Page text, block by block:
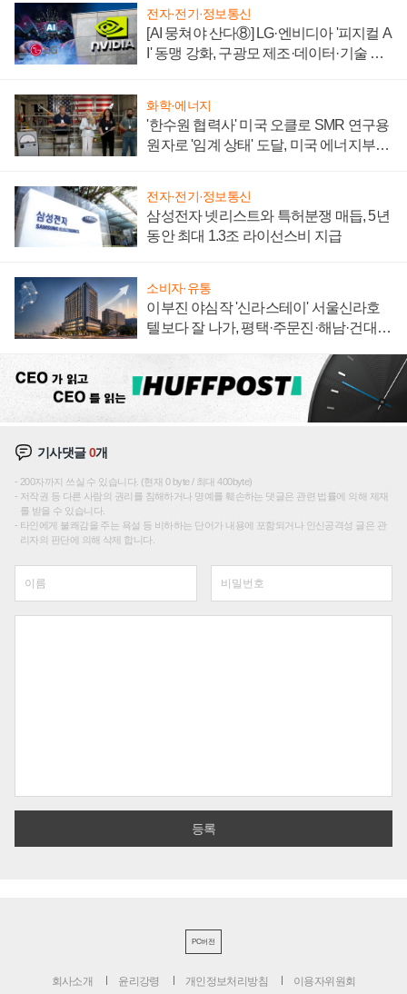
전자·전기·정보통신
[AI 뭉쳐야 산다⑧] LG·엔비디아 '피지컬 A
I' 동맹 강화, 구광모 제조·데이터·기술 결
화학·에너지
'한수원 협력사' 미국 오클로 SMR 연구용
원자로 '임계 상태' 도달, 미국 에너지부
전자·전기·정보통신
삼성전자 넷리스트와 특허분쟁 매듭, 5년
동안 최대 1.3조 라이선스비 지급
소비자·유통
이부진 야심작 '신라스테이' 서울신라호
텔보다 잘 나가, 평택·주문진·해남·건대로
기사댓글0개
200자까지 쓰실 수 있습니다. (현재 0 byte / 최대 400byte)
저작권 등 다른 사람의 권리를 침해하거나 명예를 훼손하는 댓글은 관련 법률에 의해 제재
를 받을 수 있습니다.
타인에게 불쾌감을 주는 욕설 등 비하하는 단어가 내용에 포함되거나 인신공격성 글은 관
리자의 판단에 의해 삭제 합니다.
PC버전
회사소개 윤리강령 개인정보처리방침 이용자위원회